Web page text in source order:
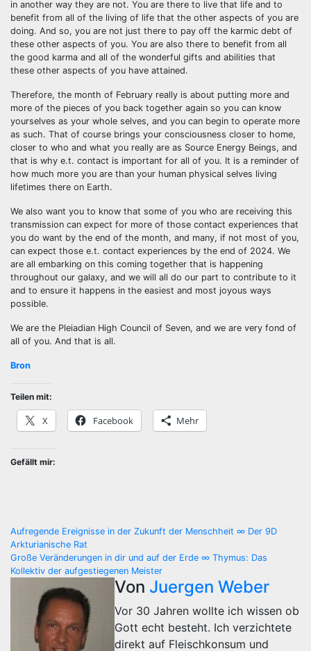
in another way they are not. You are there to live that life and to
benefit from all of the living of life that the other aspects of you are
doing. And so, you are not just there to pay off the karmic debt of
these other aspects of you. You are also there to benefit from all
the good karma and all of the wonderful gifts and abilities that
these other aspects of you have attained.
Therefore, the month of February really is about putting more and
more of the pieces of you back together again so you can know
yourselves as your whole selves, and you can begin to operate more
as such. That of course brings your consciousness closer to home,
closer to who and what you really are as Source Energy Beings, and
that is why e.t. contact is important for all of you. It is a reminder of
how much more you are than your human physical selves living
lifetimes there on Earth.
We also want you to know that some of you who are receiving this
transmission can expect for more of those contact experiences that
you do want by the end of the month, and many, if not most of you,
can expect those e.t. contact experiences by the end of 2024. We
are all embarking on this coming together that is happening
throughout our galaxy, and we will all do our part to contribute to it
and to ensure it happens in the easiest and most joyous ways
possible.
We are the Pleiadian High Council of Seven, and we are very fond of
all of you. And that is all.
Bron
Teilen mit:
X Facebook Mehr
Gefällt mir:
Beitragsnavigation
Aufregende Ereignisse in der Zukunft der Menschheit ∞ Der 9D
Arkturianische Rat
Große Veränderungen in dir und auf der Erde ∞ Thymus: Das
Kollektiv der aufgestiegenen Meister
Von Juergen Weber
Vor 30 Jahren wollte ich wissen ob
Gott echt besteht. Ich verzichtete
direkt auf Fleischkonsum und